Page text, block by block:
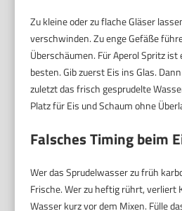
Zu kleine oder zu flache Gläser
verschwinden. Zu enge Gefäße
Überschäumen. Für Aperol Spritz
besten. Gib zuerst Eis ins Glas.
zuletzt das frisch gesprudelte
Platz für Eis und Schaum ohne
Falsches Timing beim
Wer das Sprudelwasser zu früh
Frische. Wer zu heftig rührt, verliert
Wasser kurz vor dem Mixen. Fülle